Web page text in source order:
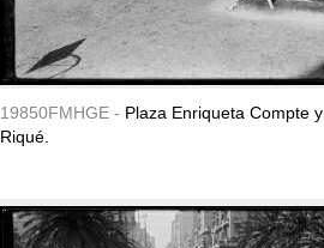
19850FMHGE - Plaza Enriqueta Compte y
Riqué.